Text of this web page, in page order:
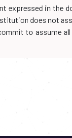
expressed in
does not
to assume